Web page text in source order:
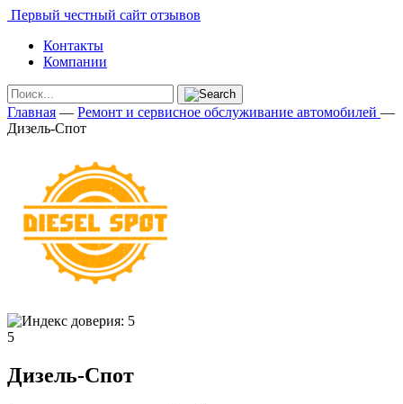
Первый честный сайт отзывов
Контакты
Компании
Главная — Ремонт и сервисное обслуживание автомобилей —
Дизель-Спот
5
Дизель-Спот